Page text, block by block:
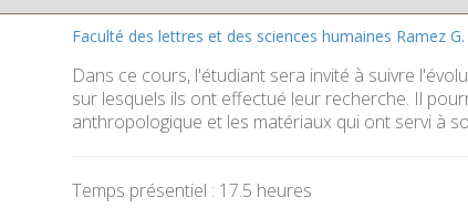
Faculté des lettres et des sciences humaines Ramez
Dans ce cours, l'étudiant sera invité à suivre
sur lesquels ils ont effectué leur recherche. Il
anthropologique et les matériaux qui ont servi à
Temps présentiel : 17.5 heures